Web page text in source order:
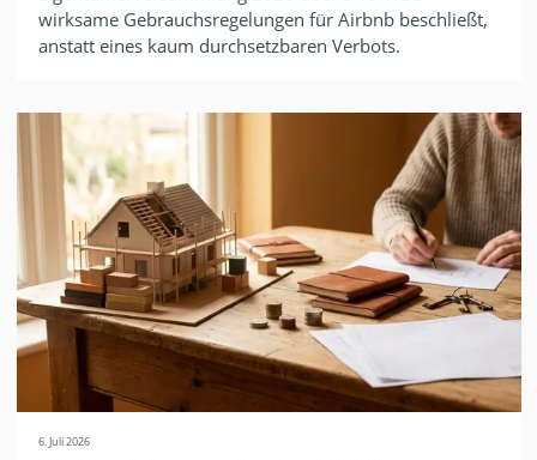
wirksame Gebrauchsregelungen für Airbnb beschließt,
anstatt eines kaum durchsetzbaren Verbots.
6. Juli 2026